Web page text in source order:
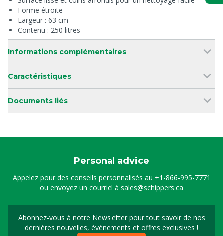
Forme étroite
Largeur : 63 cm
Contenu : 250 litres
Informations complémentaires
Caractéristiques
Documents liés
Personal advice
Appelez pour des conseils personnalisés au +1-866-995-7771
ou envoyez un courriel à sales@schippers.ca
Abonnez-vous à notre Newsletter pour tout savoir de nos
dernières nouvelles, événements et offres exclusives !
Sign up for our